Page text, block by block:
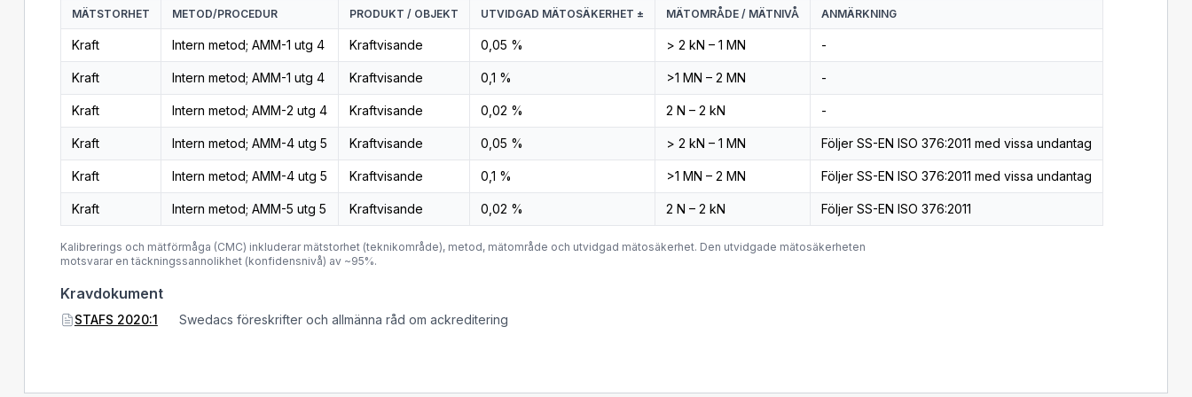
MÄTSTORHET METOD/PROCEDUR PRODUKT / OBJEKT UTVIDGAD MÄTOSÄKERHET ± MÄTOMRÅDE / MÄTNIVÅ ANMÄRKNING
Kraft Intern metod; AMM-1 utg 4 Kraftvisande 0,05 % > 2 kN – 1 MN -
Kraft Intern metod; AMM-1 utg 4 Kraftvisande 0,1 % >1 MN – 2 MN -
Kraft Intern metod; AMM-2 utg 4 Kraftvisande 0,02 % 2 N – 2 kN -
Kraft Intern metod; AMM-4 utg 5 Kraftvisande 0,05 % > 2 kN – 1 MN Följer SS-EN ISO 376:2011 med vissa undantag
Kraft Intern metod; AMM-4 utg 5 Kraftvisande 0,1 % >1 MN – 2 MN Följer SS-EN ISO 376:2011 med vissa undantag
Kraft Intern metod; AMM-5 utg 5 Kraftvisande 0,02 % 2 N – 2 kN Följer SS-EN ISO 376:2011
Kalibrerings och mätförmåga (CMC) inkluderar mätstorhet (teknikområde), metod, mätområde och utvidgad mätosäkerhet. Den utvidgade mätosäkerheten
motsvarar en täckningssannolikhet (konfidensnivå) av ~95%.
Kravdokument
STAFS 2020:1 Swedacs föreskrifter och allmänna råd om ackreditering